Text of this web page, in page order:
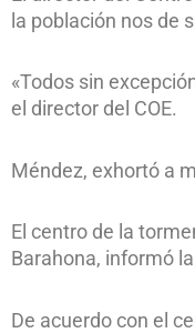
la población nos de
«Todos sin
el director del COE.
Méndez, exhortó a
El centro de la
Barahona, informó
De acuerdo con el